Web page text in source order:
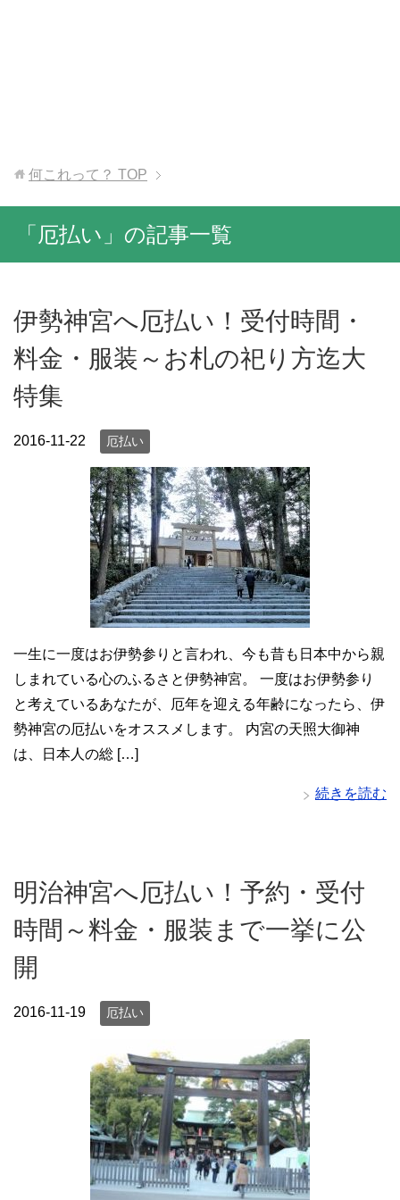
何これって？ TOP
「厄払い」の記事一覧
伊勢神宮へ厄払い！受付時間・
料金・服装～お札の祀り方迄大
特集
2016-11-22 厄払い
一生に一度はお伊勢参りと言われ、今も昔も日本中から親
しまれている心のふるさと伊勢神宮。 一度はお伊勢参り
と考えているあなたが、厄年を迎える年齢になったら、伊
勢神宮の厄払いをオススメします。 内宮の天照大御神
は、日本人の総 […]
続きを読む
明治神宮へ厄払い！予約・受付
時間～料金・服装まで一挙に公
開
2016-11-19 厄払い